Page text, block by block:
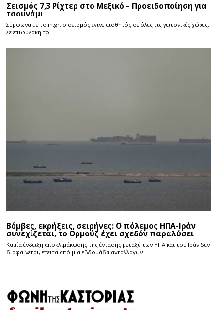
Σεισμός 7,3 Ρίχτερ στο Μεξικό – Προειδοποίηση για
τσουνάμι
Σύμφωνα με το in.gr, ο σεισμός έγινε αισθητός σε όλες τις γειτονικές χώρες.
Σε επιφυλακή το
Βόμβες, εκρήξεις, σειρήνες: Ο πόλεμος ΗΠΑ-Ιράν
συνεχίζεται, το Ορμούζ έχει σχεδόν παραλύσει
Καμία ένδειξη αποκλιμάκωσης της έντασης μεταξύ των ΗΠΑ και του Ιράν δεν
διαφαίνεται, έπειτα από μια εβδομάδα ανταλλαγών